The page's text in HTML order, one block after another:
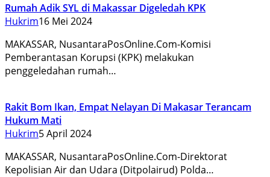
Rumah Adik SYL di Makassar Digeledah KPK
Hukrim16 Mei 2024
MAKASSAR, NusantaraPosOnline.Com-Komisi
Pemberantasan Korupsi (KPK) melakukan
penggeledahan rumah…
Rakit Bom Ikan, Empat Nelayan Di Makasar Terancam
Hukum Mati
Hukrim5 April 2024
MAKASSAR, NusantaraPosOnline.Com-Direktorat
Kepolisian Air dan Udara (Ditpolairud) Polda…